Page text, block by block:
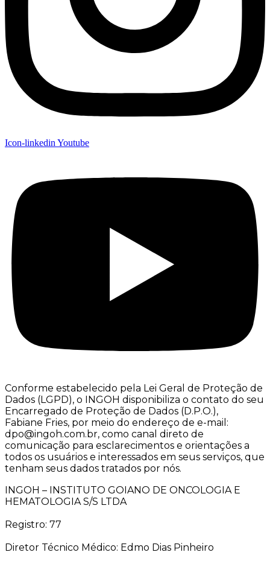
Icon-linkedinYoutube
Conforme estabelecido pela Lei Geral de Proteção de
Dados (LGPD), o INGOH disponibiliza o contato do seu
Encarregado de Proteção de Dados (D.P.O.),
Fabiane Fries, por meio do endereço de e-mail:
dpo@ingoh.com.br, como canal direto de
comunicação para esclarecimentos e orientações a
todos os usuários e interessados em seus serviços, que
tenham seus dados tratados por nós.
INGOH – INSTITUTO GOIANO DE ONCOLOGIA E
HEMATOLOGIA S/S LTDA
Registro: 77
Diretor Técnico Médico: Edmo Dias Pinheiro